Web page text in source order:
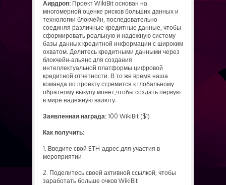
Аирдроп: Проект WikiBit основан на
многомерной оценке рисков больших данных и
технологии блокчейн, последовательно
соединяя различные кредитные данные, чтобы
сформировать реальную и надежную систему
базы данных кредитной информации с широким
охватом. Делитесь кредитными данными через
блокчейн-альянс для создания
интеллектуальной платформы цифровой
кредитной отчетности. В то же время наша
команда по проекту стремится к глобальному
обратному выкупу монет,чтобы создать первую
в мире надежную валюту.
Заявленная награда: 100 WikiBit ($1)
Как получить:
1. Введите свой ETH-адрес для участия в
мероприятии
2. Поделитесь своей активной ссылкой, чтобы
заработать больше очков WikiBit